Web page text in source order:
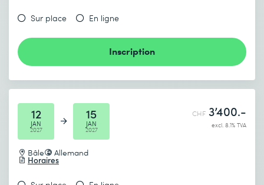
Sur place En ligne
Inscription
12
JAN
2027
15
JAN
2027
Bâle Allemand
Horaires
CHF 3’400.-
excl. 8.1% TVA